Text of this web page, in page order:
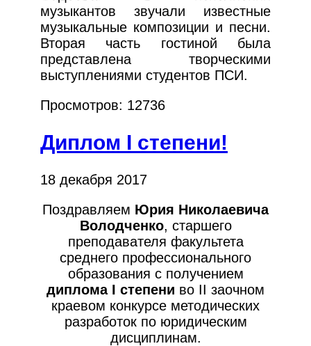
музыкантов звучали известные
музыкальные композиции и песни.
Вторая часть гостиной была
представлена творческими
выступлениями студентов ПСИ.
Просмотров: 12736
Диплом I степени!
18 декабря 2017
Поздравляем Юрия Николаевича
Володченко, старшего
преподавателя факультета
среднего профессионального
образования с получением
диплома I степени во II заочном
краевом конкурсе методических
разработок по юридическим
дисциплинам.